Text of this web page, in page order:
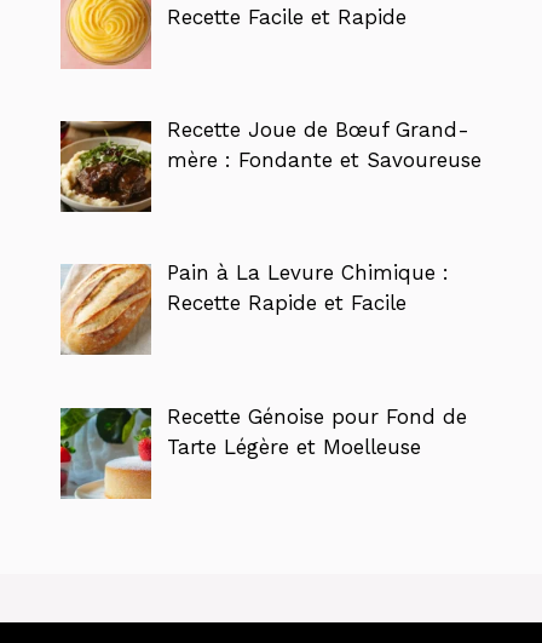
Recette Facile et Rapide
Recette Joue de Bœuf Grand-
mère : Fondante et Savoureuse
Pain à La Levure Chimique :
Recette Rapide et Facile
Recette Génoise pour Fond de
Tarte Légère et Moelleuse